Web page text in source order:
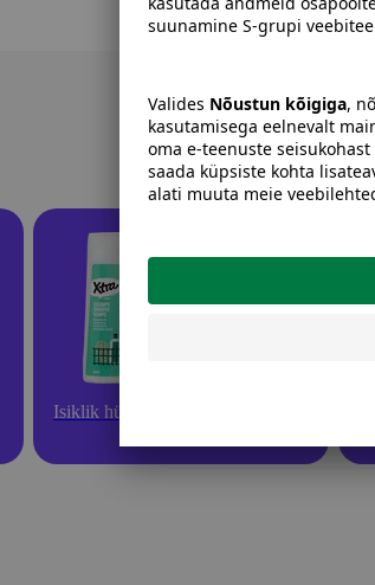
Isiklik hügieen